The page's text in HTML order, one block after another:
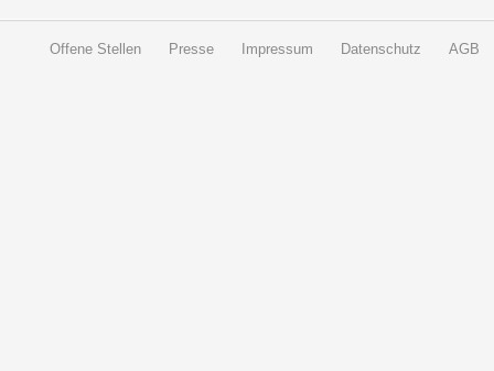
Offene Stellen Presse Impressum Datenschutz AGB